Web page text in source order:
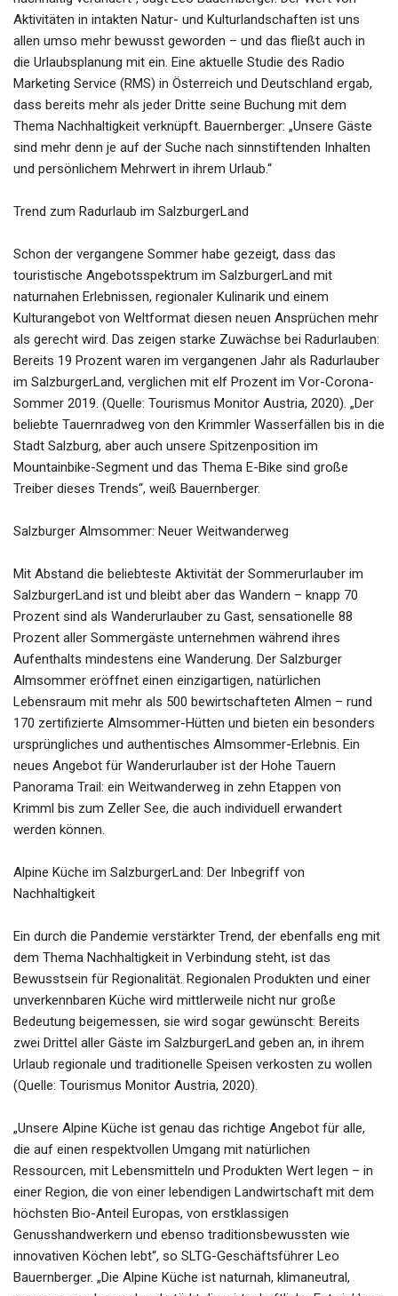
Aktivitäten in intakten Natur- und Kulturlandschaften ist uns
allen umso mehr bewusst geworden – und das fließt auch in
die Urlaubsplanung mit ein. Eine aktuelle Studie des Radio
Marketing Service (RMS) in Österreich und Deutschland ergab,
dass bereits mehr als jeder Dritte seine Buchung mit dem
Thema Nachhaltigkeit verknüpft. Bauernberger: „Unsere Gäste
sind mehr denn je auf der Suche nach sinnstiftenden Inhalten
und persönlichem Mehrwert in ihrem Urlaub.“
Trend zum Radurlaub im SalzburgerLand
Schon der vergangene Sommer habe gezeigt, dass das
touristische Angebotsspektrum im SalzburgerLand mit
naturnahen Erlebnissen, regionaler Kulinarik und einem
Kulturangebot von Weltformat diesen neuen Ansprüchen mehr
als gerecht wird. Das zeigen starke Zuwächse bei Radurlauben:
Bereits 19 Prozent waren im vergangenen Jahr als Radurlauber
im SalzburgerLand, verglichen mit elf Prozent im Vor-Corona-
Sommer 2019. (Quelle: Tourismus Monitor Austria, 2020). „Der
beliebte Tauernradweg von den Krimmler Wasserfällen bis in die
Stadt Salzburg, aber auch unsere Spitzenposition im
Mountainbike-Segment und das Thema E-Bike sind große
Treiber dieses Trends“, weiß Bauernberger.
Salzburger Almsommer: Neuer Weitwanderweg
Mit Abstand die beliebteste Aktivität der Sommerurlauber im
SalzburgerLand ist und bleibt aber das Wandern – knapp 70
Prozent sind als Wanderurlauber zu Gast, sensationelle 88
Prozent aller Sommergäste unternehmen während ihres
Aufenthalts mindestens eine Wanderung. Der Salzburger
Almsommer eröffnet einen einzigartigen, natürlichen
Lebensraum mit mehr als 500 bewirtschafteten Almen – rund
170 zertifizierte Almsommer-Hütten und bieten ein besonders
ursprüngliches und authentisches Almsommer-Erlebnis. Ein
neues Angebot für Wanderurlauber ist der Hohe Tauern
Panorama Trail: ein Weitwanderweg in zehn Etappen von
Krimml bis zum Zeller See, die auch individuell erwandert
werden können.
Alpine Küche im SalzburgerLand: Der Inbegriff von
Nachhaltigkeit
Ein durch die Pandemie verstärkter Trend, der ebenfalls eng mit
dem Thema Nachhaltigkeit in Verbindung steht, ist das
Bewusstsein für Regionalität. Regionalen Produkten und einer
unverkennbaren Küche wird mittlerweile nicht nur große
Bedeutung beigemessen, sie wird sogar gewünscht: Bereits
zwei Drittel aller Gäste im SalzburgerLand geben an, in ihrem
Urlaub regionale und traditionelle Speisen verkosten zu wollen
(Quelle: Tourismus Monitor Austria, 2020).
„Unsere Alpine Küche ist genau das richtige Angebot für alle,
die auf einen respektvollen Umgang mit natürlichen
Ressourcen, mit Lebensmitteln und Produkten Wert legen – in
einer Region, die von einer lebendigen Landwirtschaft mit dem
höchsten Bio-Anteil Europas, von erstklassigen
Genusshandwerkern und ebenso traditionsbewussten wie
innovativen Köchen lebt“, so SLTG-Geschäftsführer Leo
Bauernberger. „Die Alpine Küche ist naturnah, klimaneutral,